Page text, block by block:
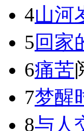
4山河
5回家
6痛苦
7梦醒
8与人